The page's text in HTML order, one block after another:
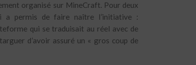
organisé sur MineCraft. Pour deux
a permis de faire naître l’initiative :
qui se traduisait au réel avec de
d’avoir assuré un « gros coup de